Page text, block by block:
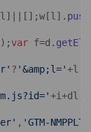
push
var f=d.
? '&amp;l='+l:
, 'GTM-